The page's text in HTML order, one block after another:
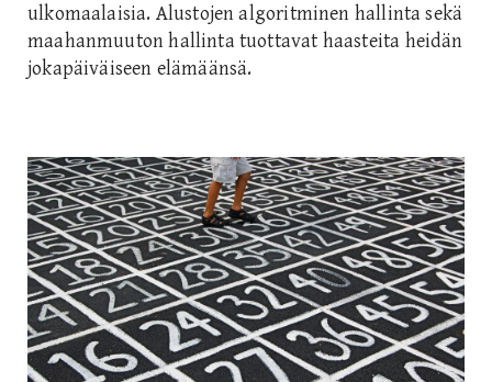
ulkomaalaisia. Alustojen algoritminen hallinta sekä
maahanmuuton hallinta tuottavat haasteita heidän
jokapäiväiseen elämäänsä.